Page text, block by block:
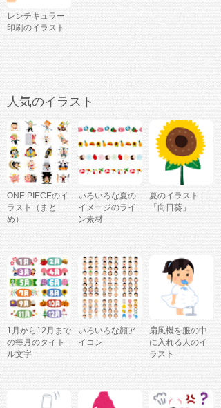
レンチキュラー
印刷のイラスト
人気のイラスト
ONE PIECEのイ
ラスト（まと
め）
いろいろな夏の
イメージのライ
ン素材
夏のイラスト
「向日葵」
1月から12月まで
の毎月のタイト
ル文字
いろいろな顔ア
イコン
扇風機を服の中
に入れる人のイ
ラスト